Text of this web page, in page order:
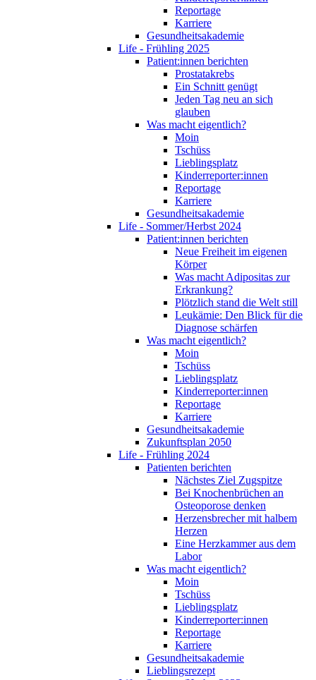
Reportage
Karriere
Gesundheitsakademie
Life - Frühling 2025
Patient:innen berichten
Prostatakrebs
Ein Schnitt genügt
Jeden Tag neu an sich
glauben
Was macht eigentlich?
Moin
Tschüss
Lieblingsplatz
Kinderreporter:innen
Reportage
Karriere
Gesundheitsakademie
Life - Sommer/Herbst 2024
Patient:innen berichten
Neue Freiheit im eigenen
Körper
Was macht Adipositas zur
Erkrankung?
Plötzlich stand die Welt still
Leukämie: Den Blick für die
Diagnose schärfen
Was macht eigentlich?
Moin
Tschüss
Lieblingsplatz
Kinderreporter:innen
Reportage
Karriere
Gesundheitsakademie
Zukunftsplan 2050
Life - Frühling 2024
Patienten berichten
Nächstes Ziel Zugspitze
Bei Knochenbrüchen an
Osteoporose denken
Herzensbrecher mit halbem
Herzen
Eine Herzkammer aus dem
Labor
Was macht eigentlich?
Moin
Tschüss
Lieblingsplatz
Kinderreporter:innen
Reportage
Karriere
Gesundheitsakademie
Lieblingsrezept